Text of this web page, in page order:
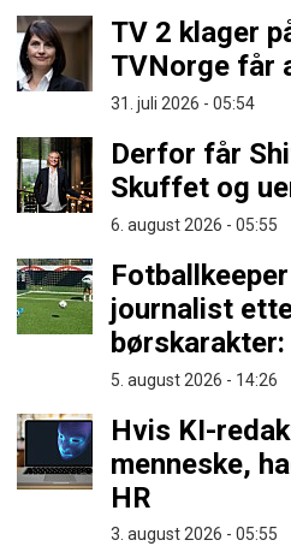
TV 2 klager
TVNorge får
31. juli 2026 - 05:54
Derfor får
Skuffet og
6. august 2026 - 05:55
journalist
5. august 2026 - 14:26
Hvis KI-
menneske,
HR
3. august 2026 - 05:55